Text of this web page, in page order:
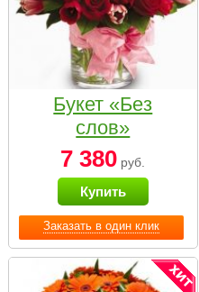
Заказать в один клик
Букет «Без
слов»
7 380 руб.
Купить